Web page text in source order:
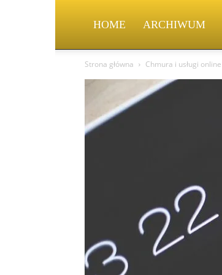
HOME ARCHIWUM
Strona główna Chmura i usługi online